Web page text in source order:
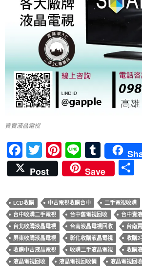
買賣液晶電視
F
ac
e
b
o
o
k
T
w
itt
er
Pi
nt
er
es
t
Li
n
e
T
u
m
bl
r
Post
Save
LCD收購 中古電視收購台中 二手電視收購
台中收購二手電視
台中舊電視回收
台中賣
台北收購液晶電視
台南液晶電視回收
台南
屏東收購液晶電視
彰化收購液晶電視 收購2
收購中古液晶電視
收購二手液晶電視 收購
液晶電視回收
液晶電視回收價
液晶電視回